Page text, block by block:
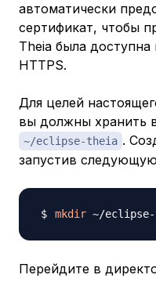
автоматически
сертификат, чтобы
Theia была
HTTPS.
Для целей
вы должны хранить
~/eclipse-theia .
запустив
mkdir
Перейдите в